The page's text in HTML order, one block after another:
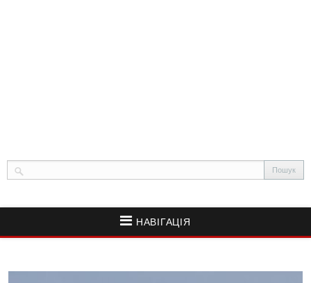
НАВІГАЦІЯ